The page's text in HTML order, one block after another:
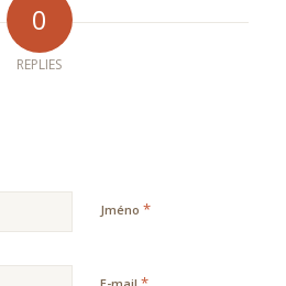
0
REPLIES
Jméno *